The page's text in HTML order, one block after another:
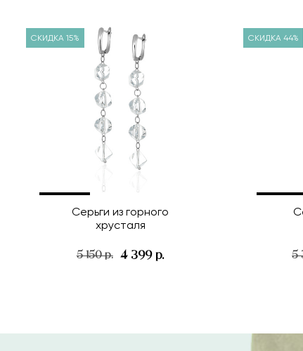
СКИДКА 15%
Серьги из горного
хрусталя
5 150 р. 4 399 р.
СКИДКА 44%
5